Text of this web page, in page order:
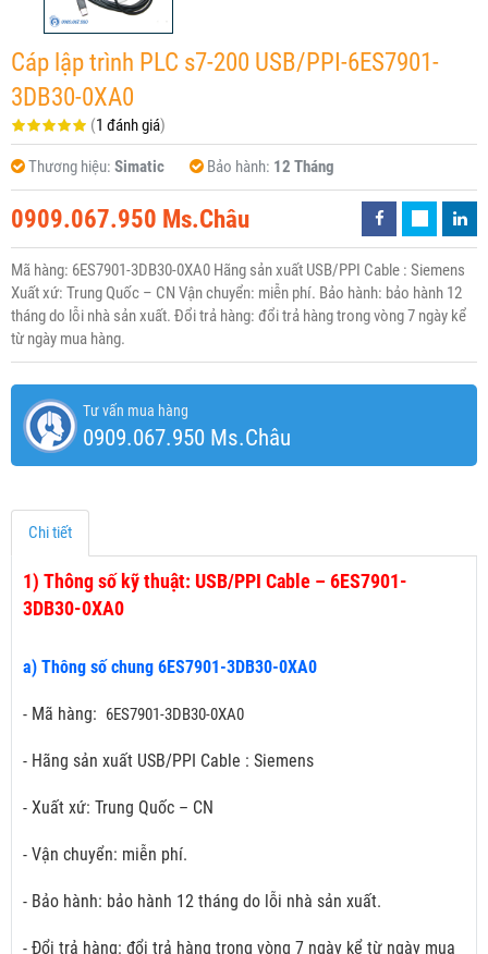
Cáp lập trình PLC s7-200 USB/PPI-6ES7901-
3DB30-0XA0
(1 đánh giá)
Thương hiệu: Simatic Bảo hành: 12 Tháng
0909.067.950 Ms.Châu
Mã hàng: 6ES7901-3DB30-0XA0 Hãng sản xuất USB/PPI Cable : Siemens
Xuất xứ: Trung Quốc – CN Vận chuyển: miễn phí. Bảo hành: bảo hành 12
tháng do lỗi nhà sản xuất. Đổi trả hàng: đổi trả hàng trong vòng 7 ngày kể
từ ngày mua hàng.
Tư vấn mua hàng
0909.067.950 Ms.Châu
Chi tiết
1) Thông số kỹ thuật: USB/PPI Cable – 6ES7901-
3DB30-0XA0
a) Thông số chung 6ES7901-3DB30-0XA0
- Mã hàng: 6ES7901-3DB30-0XA0
- Hãng sản xuất USB/PPI Cable : Siemens
- Xuất xứ: Trung Quốc – CN
- Vận chuyển: miễn phí.
- Bảo hành: bảo hành 12 tháng do lỗi nhà sản xuất.
- Đổi trả hàng: đổi trả hàng trong vòng 7 ngày kể từ ngày mua